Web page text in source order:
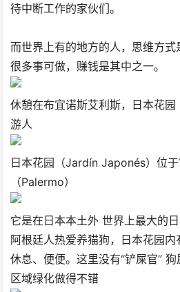
待中断工作的家伙们。
而世界上有的地方的人，思维方
很多事可做，赚钱是其中之一。
休憩在布宜诺斯艾利斯，日本花
游人
日本花园（Jardín Japonés）位
（Palermo）
它是在日本本土外 世界上最大的
阿根廷人热爱养猫狗，日本花园
休息、便便。这里没有“铲屎官”
区域绿化做得不错